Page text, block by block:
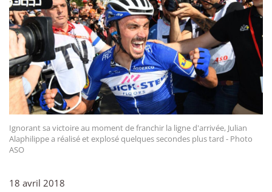
Ignorant sa victoire au moment de franchir la ligne d'arrivée, Julian
Alaphilippe a réalisé et explosé quelques secondes plus tard - Photo
ASO
18 avril 2018